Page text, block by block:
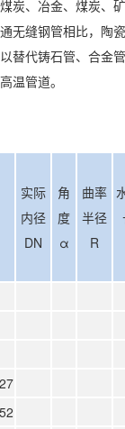
炭、冶金、煤炭、
无缝钢管相比，陶
替代铸石管、合金
温管道。
实际
内径
DN
角
度
α
曲率
半径
R